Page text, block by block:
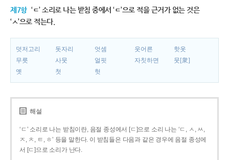
제7항 ‘ㄷ’ 소리로 나는 받침 중에서 ‘ㄷ’으로 적을 근거가 없는 것은
‘ㅅ’으로 적는다.
덧저고리 돗자리 엇셈 웃어른
핫옷
무릇
사뭇 얼핏 자칫하면
뭇[衆]
옛
첫 헛
해설
‘ㄷ’ 소리로 나는 받침이란, 음절 종성에서 [ㄷ]으로 소리 나는 ‘ㄷ, ㅅ, ㅆ,
ㅈ, ㅊ, ㅌ, ㅎ’ 등을 말한다. 이 받침들은 다음과 같은 경우에 음절 종성에
서 [ㄷ]으로 소리가 난다.